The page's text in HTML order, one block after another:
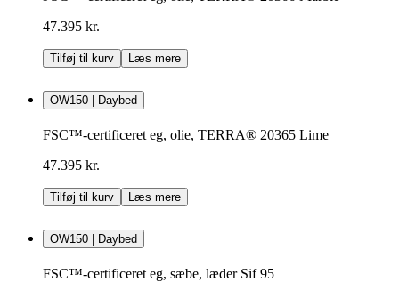
47.395 kr.
Tilføj til kurv Læs mere
OW150 | Daybed
FSC™-certificeret eg, olie, TERRA® 20365 Lime
47.395 kr.
Tilføj til kurv Læs mere
OW150 | Daybed
FSC™-certificeret eg, sæbe, læder Sif 95